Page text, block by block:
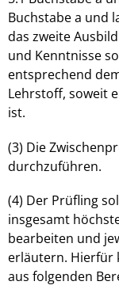
Buchstabe a und
das zweite
und Kenntnisse
entsprechend
Lehrstoff, soweit
ist.
(3) Die
durchzuführen.
(4) Der Prüfling
insgesamt
bearbeiten und
erläutern. Hierfür
aus folgenden